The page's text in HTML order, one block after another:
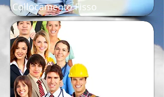
Collocamento Fisso